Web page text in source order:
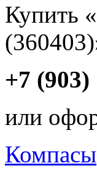
Купить
+7 (903)
или
Компасы